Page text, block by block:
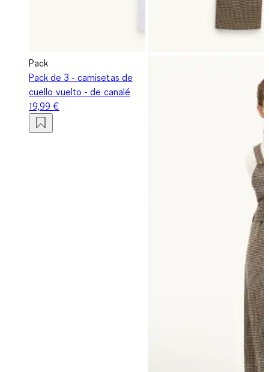
Pack
Pack de 3 - camisetas de
cuello vuelto - de canalé
19,99 €